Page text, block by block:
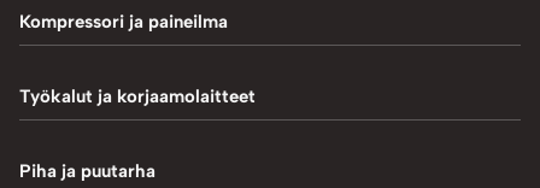
Rengasventtiilit
4-Pilarinostimet
Saksinostimet ja Matalanostimet
Hitsaustarvikkeet
Metallityö
MIG-hitsaus
Kompressori ja paineilma
Hiekkapuhallus
Työkalut ja korjaamolaitteet
Akkulaturit ja testerit
Piha ja puutarha